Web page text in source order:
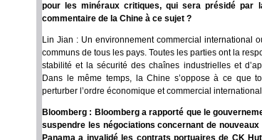
pour les minéraux critiques, qui sera présidé par
commentaire de la Chine à ce sujet ?
Lin Jian : Un environnement commercial international
communs de tous les pays. Toutes les parties ont la
stabilité et la sécurité des chaînes industrielles et
Dans le même temps, la Chine s’oppose à ce que
perturber l’ordre économique et commercial
Bloomberg : Bloomberg a rapporté que le
suspendre les négociations concernant de
Panama a invalidé les contrats portuaires de CK